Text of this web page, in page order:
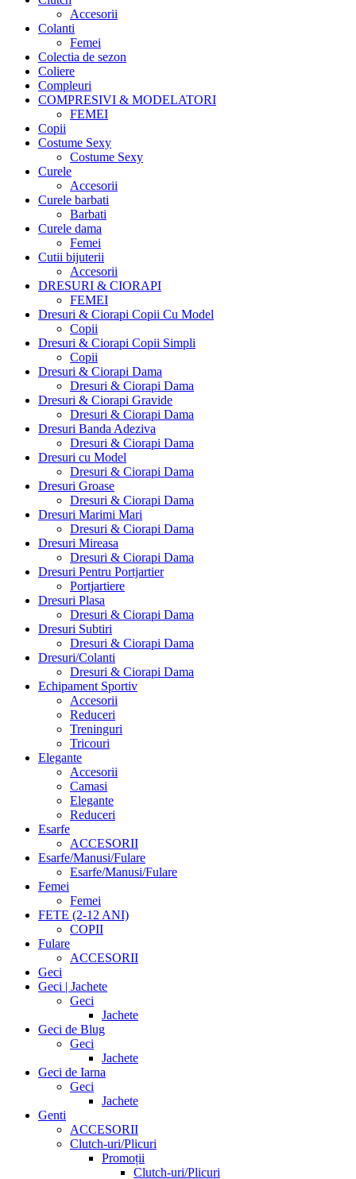
Accesorii
Colanti
Femei
Colectia de sezon
Coliere
Compleuri
COMPRESIVI & MODELATORI
FEMEI
Copii
Costume Sexy
Costume Sexy
Curele
Accesorii
Curele barbati
Barbati
Curele dama
Femei
Cutii bijuterii
Accesorii
DRESURI & CIORAPI
FEMEI
Dresuri & Ciorapi Copii Cu Model
Copii
Dresuri & Ciorapi Copii Simpli
Copii
Dresuri & Ciorapi Dama
Dresuri & Ciorapi Dama
Dresuri & Ciorapi Gravide
Dresuri & Ciorapi Dama
Dresuri Banda Adeziva
Dresuri & Ciorapi Dama
Dresuri cu Model
Dresuri & Ciorapi Dama
Dresuri Groase
Dresuri & Ciorapi Dama
Dresuri Marimi Mari
Dresuri & Ciorapi Dama
Dresuri Mireasa
Dresuri & Ciorapi Dama
Dresuri Pentru Portjartier
Portjartiere
Dresuri Plasa
Dresuri & Ciorapi Dama
Dresuri Subtiri
Dresuri & Ciorapi Dama
Dresuri/Colanti
Dresuri & Ciorapi Dama
Echipament Sportiv
Accesorii
Reduceri
Treninguri
Tricouri
Elegante
Accesorii
Camasi
Elegante
Reduceri
Esarfe
ACCESORII
Esarfe/Manusi/Fulare
Esarfe/Manusi/Fulare
Femei
Femei
FETE (2-12 ANI)
COPII
Fulare
ACCESORII
Geci
Geci | Jachete
Geci
Jachete
Geci de Blug
Geci
Jachete
Geci de Iarna
Geci
Jachete
Genti
ACCESORII
Clutch-uri/Plicuri
Promoții
Clutch-uri/Plicuri